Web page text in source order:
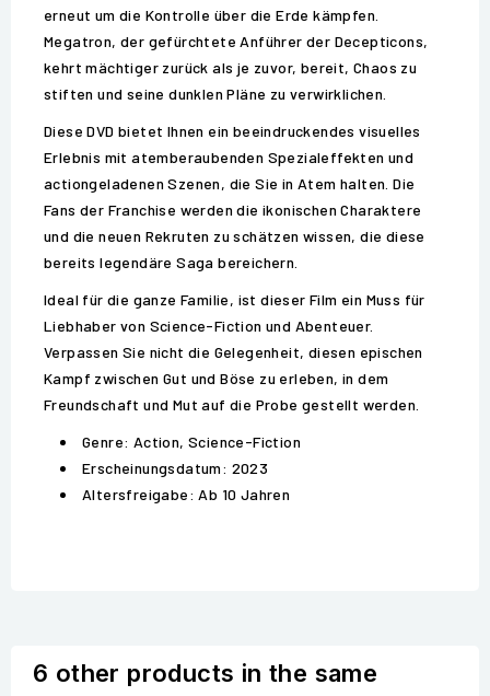
erneut um die Kontrolle über die Erde kämpfen.
Megatron, der gefürchtete Anführer der Decepticons,
kehrt mächtiger zurück als je zuvor, bereit, Chaos zu
stiften und seine dunklen Pläne zu verwirklichen.
Diese DVD bietet Ihnen ein beeindruckendes visuelles
Erlebnis mit atemberaubenden Spezialeffekten und
actiongeladenen Szenen, die Sie in Atem halten. Die
Fans der Franchise werden die ikonischen Charaktere
und die neuen Rekruten zu schätzen wissen, die diese
bereits legendäre Saga bereichern.
Ideal für die ganze Familie, ist dieser Film ein Muss für
Liebhaber von Science-Fiction und Abenteuer.
Verpassen Sie nicht die Gelegenheit, diesen epischen
Kampf zwischen Gut und Böse zu erleben, in dem
Freundschaft und Mut auf die Probe gestellt werden.
Genre: Action, Science-Fiction
Erscheinungsdatum: 2023
Altersfreigabe: Ab 10 Jahren
6 other products in the same